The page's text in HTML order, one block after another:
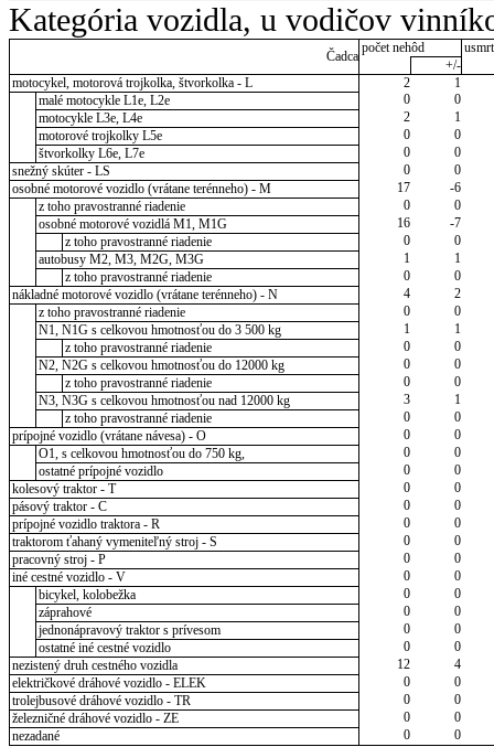
Kategória vozidla, u vodičov
Čadca
počet nehôd
+/-
motocykel, motorová trojkolka, štvorkolka - L
2
1
malé motocykle L1e, L2e
0
0
motocykle L3e, L4e
2
1
motorové trojkolky L5e
0
0
štvorkolky L6e, L7e
0
0
snežný skúter - LS
0
0
osobné motorové vozidlo (vrátane terénneho) - M
17
-6
z toho pravostranné riadenie
0
0
osobné motorové vozidlá M1, M1G
16
-7
z toho pravostranné riadenie
0
0
autobusy M2, M3, M2G, M3G
1
1
z toho pravostranné riadenie
0
0
nákladné motorové vozidlo (vrátane terénneho) - N
4
2
z toho pravostranné riadenie
0
0
N1, N1G s celkovou hmotnosťou do 3 500 kg
1
1
z toho pravostranné riadenie
0
0
N2, N2G s celkovou hmotnosťou do 12000 kg
0
0
z toho pravostranné riadenie
0
0
N3, N3G s celkovou hmotnosťou nad 12000 kg
3
1
z toho pravostranné riadenie
0
0
prípojné vozidlo (vrátane návesa) - O
0
0
O1, s celkovou hmotnosťou do 750 kg,
0
0
ostatné prípojné vozidlo
0
0
kolesový traktor - T
0
0
pásový traktor - C
0
0
prípojné vozidlo traktora - R
0
0
traktorom ťahaný vymeniteľný stroj - S
0
0
pracovný stroj - P
0
0
iné cestné vozidlo - V
0
0
bicykel, kolobežka
0
0
záprahové
0
0
jednonápravový traktor s prívesom
0
0
ostatné iné cestné vozidlo
0
0
nezistený druh cestného vozidla
12
4
električkové dráhové vozidlo - ELEK
0
0
trolejbusové dráhové vozidlo - TR
0
0
železničné dráhové vozidlo - ZE
0
0
nezadané
0 0